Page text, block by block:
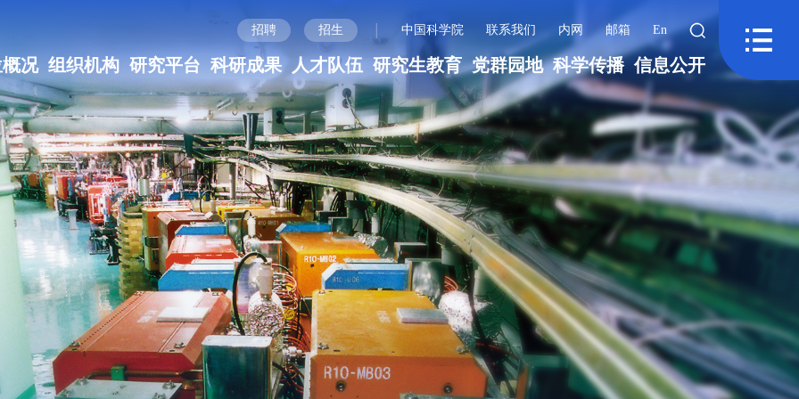
招聘 招生 | 中国科学院 联系我们 内网 邮箱 En
况 组织机构 研究平台 科研成果 人才队伍 研究生教育 党群园地 科学传播 信息公开